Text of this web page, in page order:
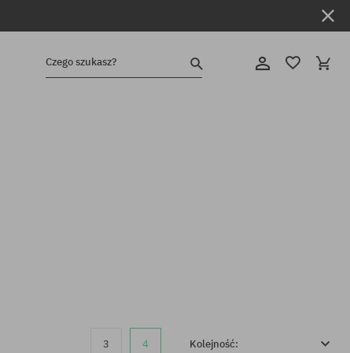
Czego szukasz?
3 4 Kolejność: